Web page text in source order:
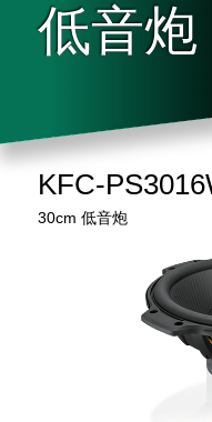
低音炮
KFC-
30cm 低音炮